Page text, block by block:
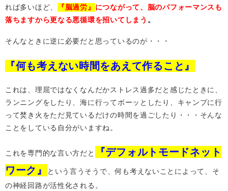
れば多いほど、
『脳過労』 につながって、脳のパフォーマンスも
落ちますから更なる悪循環を招いてしまう 。
そんなときに逆に必要だと思っているのが・・・
『何も考えない時間をあえて作ること』
これは、理屈ではなくなんだかストレス過多だと感じたときに、
ランニングをしたり、海に行ってボーッとしたり、キャンプに行
って焚き火をただ見ているだけの時間を過ごしたり・・・そんな
ことをしている自分がいますね。
これを専門的な言い方だと
『デフォルトモードネット
ワーク』
という言うそうで、何も考えないことによって、そ
の神経回路が活性化される。